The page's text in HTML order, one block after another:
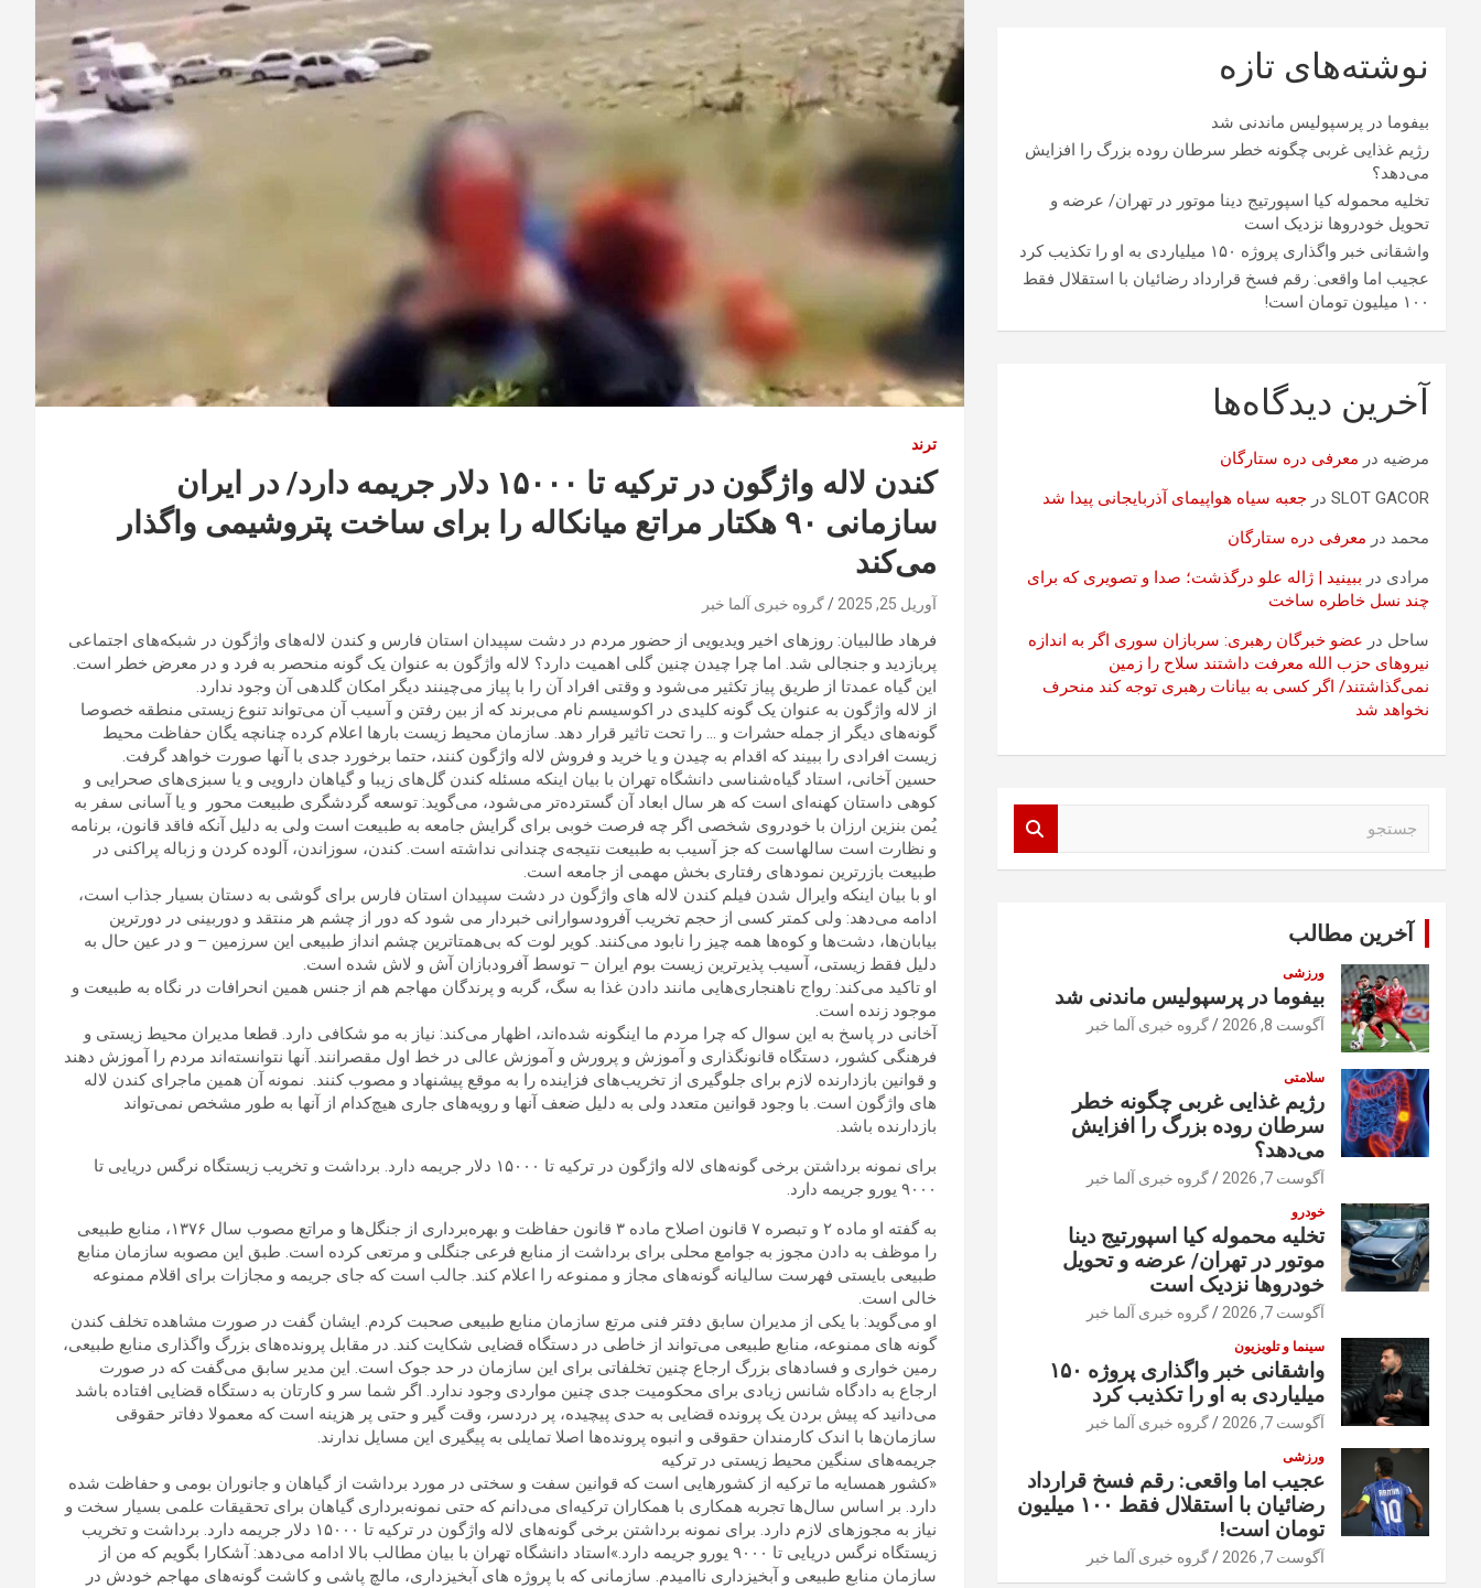
ترند
کندن لاله واژگون در ترکیه تا ۱۵۰۰۰ دلار جریمه دارد/ در ایران
سازمانی ۹۰ هکتار مراتع میانکاله را برای ساخت پتروشیمی واگذار
می‌کند
آوریل 25, 2025 گروه خبری آلما خبر
فرهاد طالبیان: روزهای اخیر ویدیویی از حضور مردم در دشت سپیدان استان فارس و کندن لاله‌های واژگون در شبکه‌های اجتماعی
پربازدید و جنجالی شد. اما چرا چیدن چنین گلی اهمیت دارد؟ لاله واژگون به عنوان یک گونه منحصر به فرد و در معرض خطر است.
این گیاه عمدتا از طریق پیاز تکثیر می‌شود و وقتی افراد آن را با پیاز می‌چینند دیگر امکان گلدهی آن وجود ندارد.
از لاله واژگون به عنوان یک گونه کلیدی در اکوسیسم نام می‌برند که از بین رفتن و آسیب آن می‌تواند تنوع زیستی منطقه خصوصا
گونه‌های دیگر از جمله حشرات و … را تحت تاثیر قرار دهد. سازمان محیط زیست بارها اعلام کرده چنانچه یگان حفاظت محیط
زیست افرادی را ببیند که اقدام به چیدن و یا خرید و فروش لاله واژگون کنند، حتما برخورد جدی با آنها صورت خواهد گرفت.
حسین آخانی، استاد گیاه‌شناسی دانشگاه تهران با بیان اینکه مسئله کندن گل‌های زیبا و گیاهان دارویی و یا سبزی‌های صحرایی و
کوهی داستان کهنه‌ای است که هر سال ابعاد آن گسترده‌تر می‌شود، می‌گوید: توسعه گردشگری طبیعت محور و یا آسانی سفر به
یُمن بنزین ارزان با خودروی شخصی اگر چه فرصت خوبی برای گرایش جامعه به طبیعت است ولی به دلیل آنکه فاقد قانون، برنامه
و نظارت است سالهاست که جز آسیب به طبیعت نتیجه‌ی چندانی نداشته است. کندن، سوزاندن، آلوده کردن و زباله پراکنی در
طبیعت بازرترین نمودهای رفتاری بخش مهمی از جامعه است.
او با بیان اینکه وایرال شدن فیلم کندن لاله های واژگون در دشت سپیدان استان فارس برای گوشی به دستان بسیار جذاب است،
ادامه می‌دهد: ولی کمتر کسی از حجم تخریب آفرودسوارانی خبردار می شود که دور از چشم هر منتقد و دوربینی در دورترین
بیابان‌ها، دشت‌ها و کوه‌ها همه چیز را نابود می‌کنند. کویر لوت که بی‌همتاترین چشم انداز طبیعی این سرزمین – و در عین حال به
دلیل فقط زیستی، آسیب پذیرترین زیست بوم ایران – توسط آفرودبازان آش و لاش شده است.
او تاکید می‌کند: رواج ناهنجاری‌هایی مانند دادن غذا به سگ، گربه و پرندگان مهاجم هم از جنس همین انحرافات در نگاه به طبیعت و
موجود زنده است.
آخانی در پاسخ به این سوال که چرا مردم ما اینگونه شده‌اند، اظهار می‌کند: نیاز به مو شکافی دارد. قطعا مدیران محیط زیستی و
فرهنگی کشور، دستگاه قانونگذاری و آموزش و پرورش و آموزش عالی در خط اول مقصرانند. آنها نتوانسته‌اند مردم را آموزش دهند
و قوانین بازدارنده لازم برای جلوگیری از تخریب‌های فزاینده را به موقع پیشنهاد و مصوب کنند. نمونه آن همین ماجرای کندن لاله
های واژگون است. با وجود قوانین متعدد ولی به دلیل ضعف آنها و رویه‌های جاری هیچ‌کدام از آنها به طور مشخص نمی‌تواند
بازدارنده باشد.
برای نمونه برداشتن برخی گونه‌های لاله واژگون در ترکیه تا ۱۵۰۰۰ دلار جریمه دارد. برداشت و تخریب زیستگاه نرگس دریایی تا
۹۰۰۰ یورو جریمه دارد.
به گفته او ماده ۲ و تبصره ۷ قانون اصلاح ماده ۳ قانون حفاظت و بهره‌برداری از جنگل‌ها و مراتع مصوب سال ۱۳۷۶، منابع طبیعی
را موظف به دادن مجوز به جوامع محلی برای برداشت از منابع فرعی جنگلی و مرتعی کرده است. طبق این مصوبه سازمان منابع
طبیعی بایستی فهرست سالیانه گونه‌های مجاز و ممنوعه را اعلام کند. جالب است که جای جریمه و مجازات برای اقلام ممنوعه
خالی است.
او می‌گوید: با یکی از مدیران سابق دفتر فنی مرتع سازمان منابع طبیعی صحبت کردم. ایشان گفت در صورت مشاهده تخلف کندن
گونه های ممنوعه، منابع طبیعی می‌تواند از خاطی در دستگاه قضایی شکایت کند. در مقابل پرونده‌های بزرگ واگذاری منابع طبیعی،
رمین خواری و فسادهای بزرگ ارجاع چنین تخلفاتی برای این سازمان در حد جوک است. این مدیر سابق می‌گفت که در صورت
ارجاع به دادگاه شانس زیادی برای محکومیت جدی چنین مواردی وجود ندارد. اگر شما سر و کارتان به دستگاه قضایی افتاده باشد
می‌دانید که پیش بردن یک پرونده قضایی به حدی پیچیده، پر دردسر، وقت گیر و حتی پر هزینه است که معمولا دفاتر حقوقی
سازمان‌ها با اندک کارمندان حقوقی و انبوه پرونده‌ها اصلا تمایلی به پیگیری این مسایل ندارند.
جریمه‌های سنگین محیط زیستی در ترکیه
«کشور همسایه ما ترکیه از کشورهایی است که قوانین سفت و سختی در مورد برداشت از گیاهان و جانوران بومی و حفاظت شده
دارد. بر اساس سال‌ها تجربه همکاری با همکاران ترکیه‌ای می‌دانم که حتی نمونه‌برداری گیاهان برای تحقیقات علمی بسیار سخت و
نیاز به مجوزهای لازم دارد. برای نمونه برداشتن برخی گونه‌های لاله واژگون در ترکیه تا ۱۵۰۰۰ دلار جریمه دارد. برداشت و تخریب
زیستگاه نرگس دریایی تا ۹۰۰۰ یورو جریمه دارد.»استاد دانشگاه تهران با بیان مطالب بالا ادامه می‌دهد: آشکارا بگویم که من از
سازمان منابع طبیعی و آبخیزداری ناامیدم. سازمانی که با پروژه های آبخیزداری، مالچ پاشی و کاشت گونه‌های مهاجم خودش در
نوشته‌های تازه
بیفوما در پرسپولیس ماندنی شد
رژیم غذایی غربی چگونه خطر سرطان روده بزرگ را افزایش
می‌دهد؟
تخلیه محموله کیا اسپورتیج دینا موتور در تهران/ عرضه و
تحویل خودروها نزدیک است
واشقانی خبر واگذاری پروژه ۱۵۰ میلیاردی به او را تکذیب کرد
عجیب اما واقعی: رقم فسخ قرارداد رضائیان با استقلال فقط
۱۰۰ میلیون تومان است!
آخرین دیدگاه‌ها
مرضیه در معرفی دره ستارگان
SLOT GACOR در جعبه سیاه هواپیمای آذربایجانی پیدا شد
محمد در معرفی دره ستارگان
مرادی در ببینید | ژاله علو درگذشت؛ صدا و تصویری که برای
چند نسل خاطره ساخت
ساحل در عضو خبرگان رهبری: سربازان سوری اگر به اندازه
نیروهای حزب الله معرفت داشتند سلاح را زمین
نمی‌گذاشتند/ اگر کسی به بیانات رهبری توجه کند منحرف
نخواهد شد
آخرین مطالب
ورزشی
بیفوما در پرسپولیس ماندنی شد
آگوست 8, 2026 گروه خبری آلما خبر
سلامتی
رژیم غذایی غربی چگونه خطر
سرطان روده بزرگ را افزایش
می‌دهد؟
آگوست 7, 2026 گروه خبری آلما خبر
خودرو
تخلیه محموله کیا اسپورتیج دینا
موتور در تهران/ عرضه و تحویل
خودروها نزدیک است
آگوست 7, 2026 گروه خبری آلما خبر
سینما و تلویزیون
واشقانی خبر واگذاری پروژه ۱۵۰
میلیاردی به او را تکذیب کرد
آگوست 7, 2026 گروه خبری آلما خبر
ورزشی
عجیب اما واقعی: رقم فسخ قرارداد
رضائیان با استقلال فقط ۱۰۰ میلیون
تومان است!
آگوست 7, 2026 گروه خبری آلما خبر